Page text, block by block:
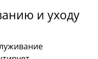
и уходу